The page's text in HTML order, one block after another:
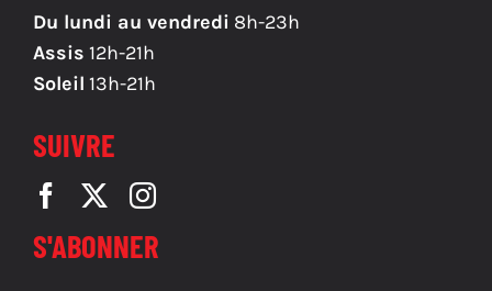
Du lundi au vendredi 8h-23h
Assis 12h-21h
Soleil 13h-21h
SUIVRE
S'ABONNER